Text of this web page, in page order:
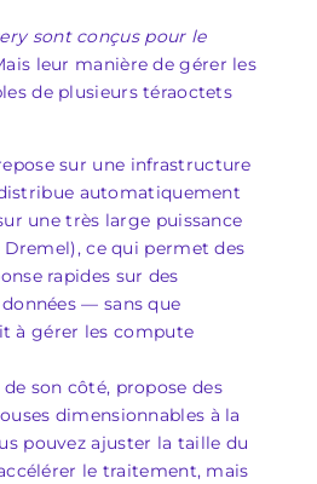
sont conçus pour le
leur manière de gérer les
de plusieurs téraoctets
sur une infrastructure
automatiquement
une très large puissance
ce qui permet des
rapides sur des
— sans que
à gérer les compute
de son côté, propose des
dimensionnables à la
pouvez ajuster la taille du
le traitement, mais